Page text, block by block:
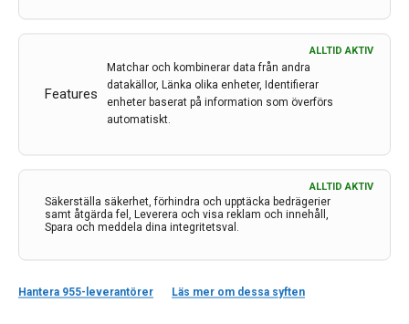
Features
ALLTID AKTIV
Matchar och kombinerar data från andra
datakällor, Länka olika enheter, Identifierar
enheter baserat på information som överförs
automatiskt.
Säkerställa säkerhet, förhindra och upptäcka bedrägerier
samt åtgärda fel, Leverera och visa reklam och innehåll,
Spara och meddela dina integritetsval.
ALLTID AKTIV
Hantera 955-leverantörer Läs mer om dessa syften
Fler studier pågår – och det krävs fler bevis innan
läkemedlet kan bli tillgängligt i fler länder, som
Sverige.
Företaget bakom läkemedlet, Jazz Pharmaceuticals,
internationell studie – som ska bekräfta effekten –
pågår också.
En framtid med mer hopp